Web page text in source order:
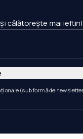
călătorește mai ieftin!
(sub formă de